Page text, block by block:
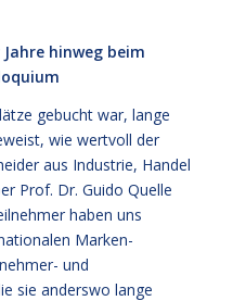
hinweg beim
gebucht war, lange
wie wertvoll der
aus Industrie, Handel
Prof. Dr. Guido Quelle
haben uns
Marken-
und
sie anderswo lange